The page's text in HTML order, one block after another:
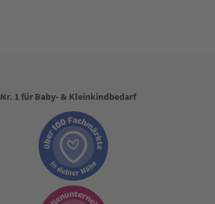
Nr. 1 für Baby- & Kleinkindbedarf